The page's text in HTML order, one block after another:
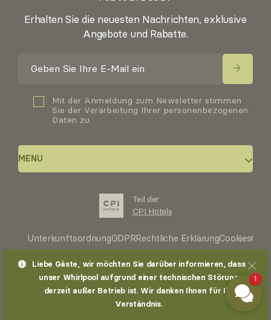
MENU
Über das Hotel
Restaurants & Bars
Erhalten Sie die neuesten Nachrichten, exklusive
Angebote und Rabatte.
Mit der Anmeldung zum Newsletter stimmen
Sie der Verarbeitung Ihrer personenbezogenen
Daten zu.
UnterkunftsordnungGDPRRechtliche ErklärungCookies
© 2026, CPI Hotels, a.s.
Teil der
CPI Hotels
Made by Giant
Liebe Gäste, wir möchten Sie darüber informieren, dass
unser Whirlpool aufgrund einer technischen Störung
derzeit außer Betrieb ist. Wir danken Ihnen für Ihr
Verständnis.
1